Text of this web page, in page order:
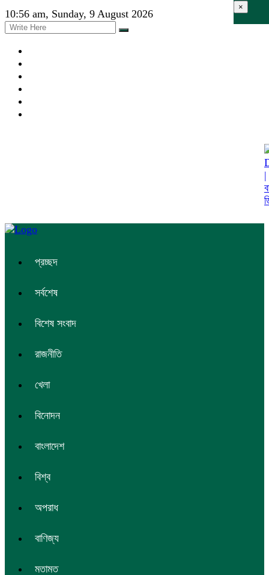
10:56 am, Sunday, 9 August 2026
প্রচ্ছদ
সর্বশেষ
বিশেষ সংবাদ
রাজনীতি
খেলা
বিনোদন
বাংলাদেশ
বিশ্ব
অপরাধ
বাণিজ্য
মতামত
×